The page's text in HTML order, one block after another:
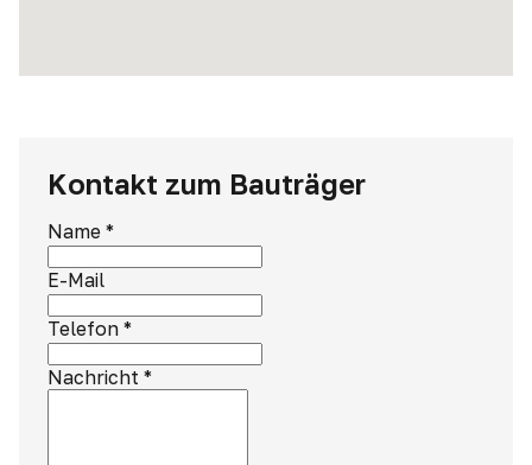
Kontakt zum Bauträger
Name *
E-Mail
Telefon *
Nachricht *